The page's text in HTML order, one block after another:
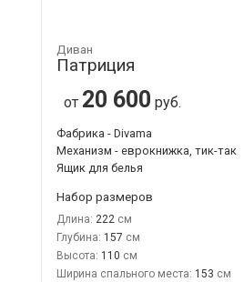
Диван
Патриция
от 20 600 руб.
Фабрика - Divama
Механизм - еврокнижка, тик-так
Ящик для белья
Набор размеров
Длина: 222
Глубина: 157
Высота: 110
Ширина спального места: 153